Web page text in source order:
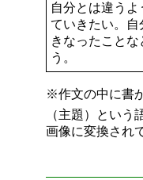
自分とは違う
ていきたい。
きなったこと
う。
※作文の中に書
（主題）という
画像に変換され